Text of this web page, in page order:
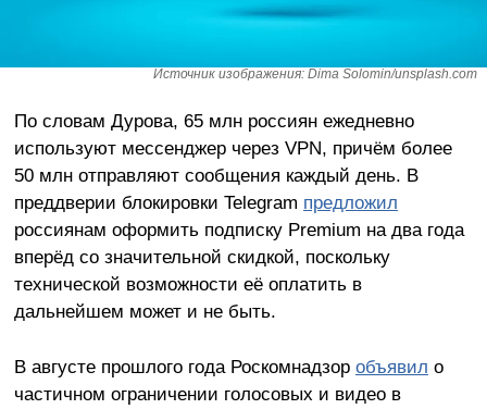
Источник изображения: Dima Solomin/unsplash.com
По словам Дурова, 65 млн россиян ежедневно
используют мессенджер через VPN, причём более
50 млн отправляют сообщения каждый день. В
преддверии блокировки Telegram предложил
россиянам оформить подписку Premium на два года
вперёд со значительной скидкой, поскольку
технической возможности её оплатить в
дальнейшем может и не быть.
В августе прошлого года Роскомнадзор объявил о
частичном ограничении голосовых и видео в